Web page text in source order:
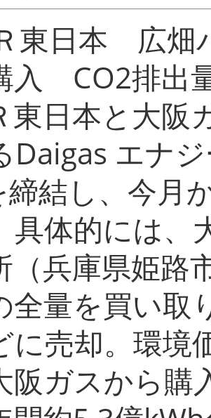
東日本 広畑
入 CO2排出
日本と大阪
Daigas エナ
締結し、今月
具体的には、
（兵庫県姫路
全量を買い取
に売却。環境
阪ガスから購